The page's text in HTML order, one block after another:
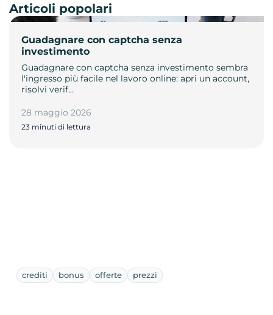
Guadagnare con captcha senza
investimento
Guadagnare con captcha senza investimento sembra
l'ingresso più facile nel lavoro online: apri un account,
risolvi verif…
28 maggio 2026
23 minuti di lettura
Articoli popolari
crediti bonus offerte prezzi